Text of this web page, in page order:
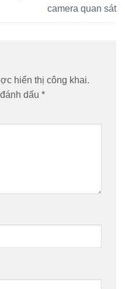
camera quan sát
hiển thị công khai.
dấu *